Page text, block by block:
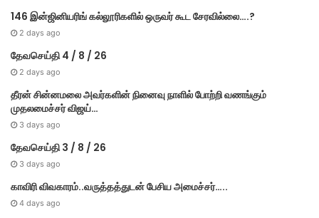
146 இன்ஜினியரிங் கல்லூரிகளில் ஒருவர் கூட சேரவில்லை….?
2 days ago
தேவசெய்தி 4 / 8 / 26
2 days ago
தீரன் சின்னமலை அவர்களின் நினைவு நாளில் போற்றி வணங்கும்
முதலமைச்சர் விஜய்…
3 days ago
தேவசெய்தி 3 / 8 / 26
3 days ago
காவிரி விவகாரம்..வருத்தத்துடன் பேசிய அமைச்சர்…..
4 days ago